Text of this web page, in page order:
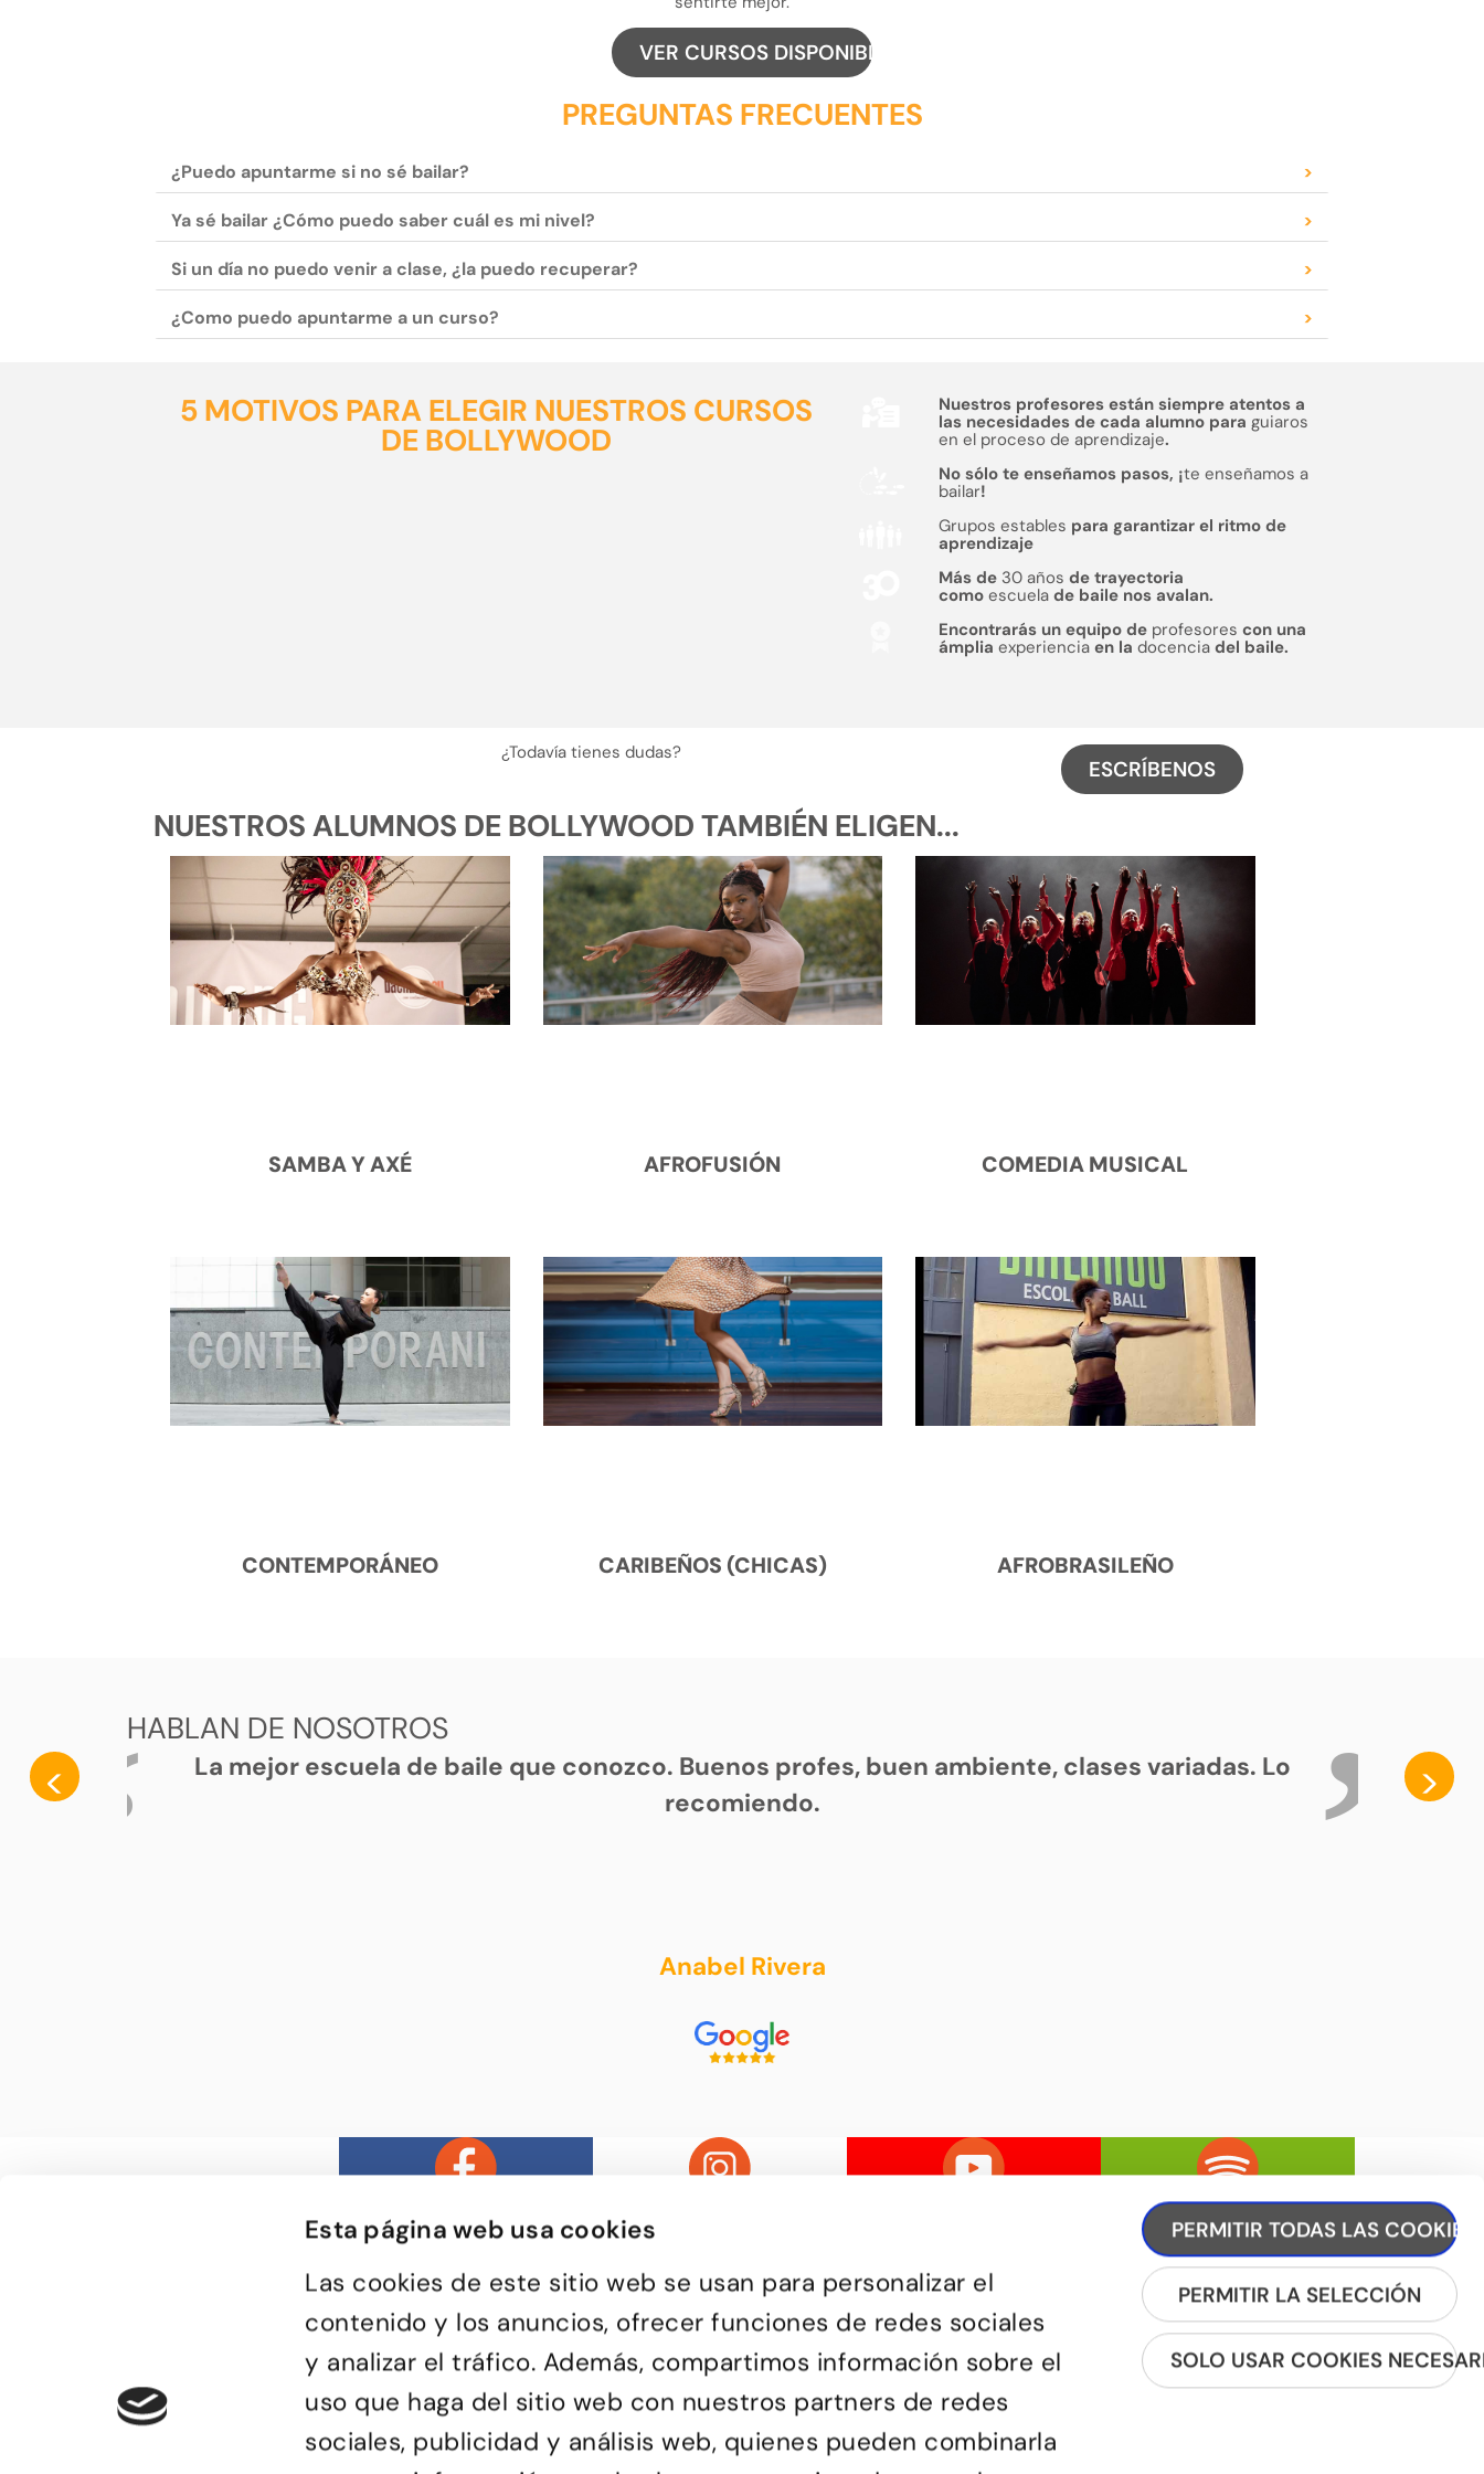
Esta página web usa cookies
Las cookies de este sitio web se usan para personalizar el
contenido y los anuncios, ofrecer funciones de redes sociales
y analizar el tráfico. Además, compartimos información sobre el
uso que haga del sitio web con nuestros partners de redes
sociales, publicidad y análisis web, quienes pueden combinarla
PERMITIR TODAS LAS COOKIES
PERMITIR LA SELECCIÓN
SOLO USAR COOKIES
VER CURSOS DISPONIBLES
PREGUNTAS FRECUENTES
¿Puedo apuntarme si no sé bailar? >
Ya sé bailar ¿Cómo puedo saber cuál es mi nivel? >
Si un día no puedo venir a clase, ¿la puedo recuperar? >
¿Como puedo apuntarme a un curso? >
5 MOTIVOS PARA ELEGIR NUESTROS CURSOS
DE BOLLYWOOD
Nuestros profesores están siempre atentos a
las necesidades de cada alumno para guiaros
en el proceso de aprendizaje.
No sólo te enseñamos pasos, ¡te enseñamos a
bailar!
Grupos estables para garantizar el ritmo de
aprendizaje
Más de 30 años de trayectoria
como escuelade baile nos avalan.
Encontrarás un equipo de profesores con una
ámplia experiencia en la docenciadel baile.
¿Todavía tienes dudas?
ESCRÍBENOS
NUESTROS ALUMNOS DE BOLLYWOOD TAMBIÉN ELIGEN...
SAMBA Y AXÉ AFROFUSIÓN COMEDIA MUSICAL
CONTEMPORÁNEO CARIBEÑOS (CHICAS) AFROBRASILEÑO
HABLAN DE NOSOTROS
<
La mejor escuela de baile que conozco. Buenos profes, buen ambiente, clases variadas. Lo
recomiendo.
Anabel Rivera
>
Bailongu és una escuela de baile de Barcelona,
donde gente muy diversa y de todas las edades
descubre el gusto por aprender a bailar y
encuentra en el baile una forma de pasarlo bien y
de compartir sensaciones.
Passatge d'Utset, 11-13
932 471 602/680 455 807
REGÍSTRATE A LA NEWSLETTER